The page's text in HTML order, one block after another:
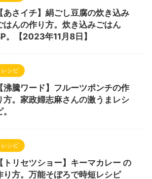
【あさイチ】絹ごし豆腐の炊き込み
はんの作り方。炊き込みごはん
。【2023年11月8日】
レシピ
【沸騰ワード】フルーツポンチの作
方。家政婦志麻さんの激うまレシ
。
レシピ
【トリセツショー】キーマカレー の
り方。万能そぼろで時短レシピ